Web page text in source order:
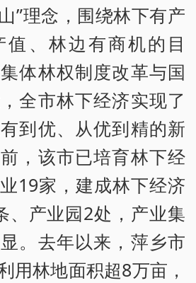
”理念，围绕林下有产
、林边有商机的目
体林权制度改革与国
全市林下经济实现了
到优、从优到精的新
，该市已培育林下经
19家，建成林下经济
、产业园2处，产业集
。去年以来，萍乡市
用林地面积超8万亩，